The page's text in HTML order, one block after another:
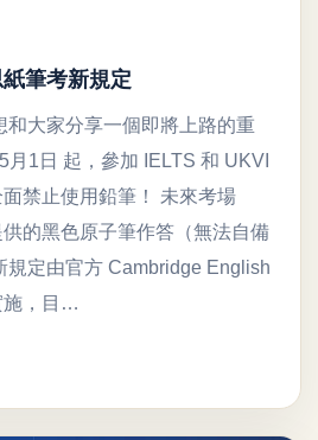
筆考新規定
和大家分享一個即將上路的重
1日 起，參加 IELTS 和 UKVI
禁止使用鉛筆！ 未來考場
供的黑色原子筆作答（無法自備
規定由官方 Cambridge English
施，目…